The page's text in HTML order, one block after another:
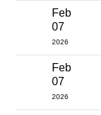
Feb
07
2026
Feb
07
2026